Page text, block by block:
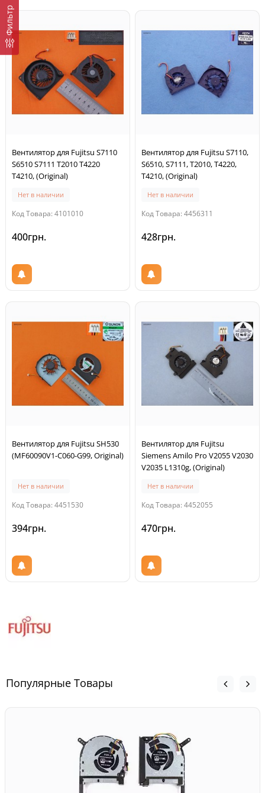
Фильтр
Вентилятор для Fujitsu S7110
S6510 S7111 T2010 T4220
T4210, (Original)
Нет в наличии
Код Товара: 4101010
400грн.
Вентилятор для Fujitsu S7110,
S6510, S7111, T2010, T4220,
T4210, (Original)
Нет в наличии
Код Товара: 4456311
428грн.
Вентилятор для Fujitsu SH530
(MF60090V1-C060-G99, Original)
Нет в наличии
Код Товара: 4451530
394грн.
Вентилятор для Fujitsu
Siemens Amilo Pro V2055 V2030
V2035 L1310g, (Original)
Нет в наличии
Код Товара: 4452055
470грн.
Популярные Товары